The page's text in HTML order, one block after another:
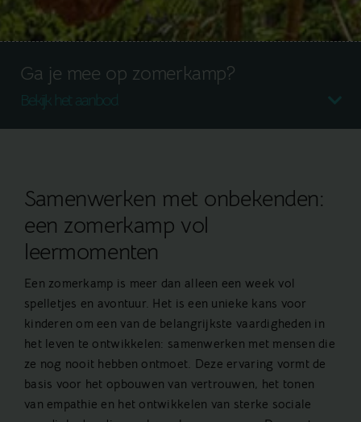
Ga je mee op zomerkamp?
Bekijk het aanbod
Samenwerken met onbekenden:
een zomerkamp vol
leermomenten
Een zomerkamp is meer dan alleen een week vol
spelletjes en avontuur. Het is een unieke kans voor
kinderen om een van de belangrijkste vaardigheden in
het leven te ontwikkelen: samenwerken met mensen die
ze nog nooit hebben ontmoet. Deze ervaring vormt de
basis voor het opbouwen van vertrouwen, het tonen
van empathie en het ontwikkelen van sterke sociale